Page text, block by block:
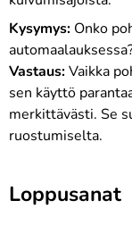
Kysymys: Onko
Vastaus:Vaikka
sen käyttö
merkittävästi. Se
ruostumiselta.
Loppusanat